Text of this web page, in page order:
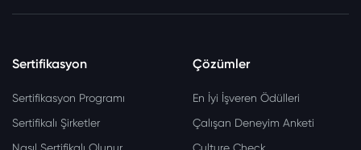
Sertifikasyon
Sertifikasyon Programı
Sertifikalı Şirketler
Çözümler
En İyi İşveren Ödülleri
Çalışan Deneyim Anketi